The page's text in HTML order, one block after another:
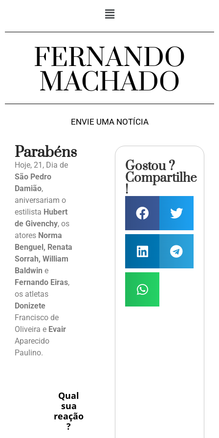
FERNANDO
MACHADO
ENVIE UMA NOTÍCIA
Parabéns
Hoje, 21, Dia de
São Pedro
Damião,
aniversariam o
estilista Hubert
de Givenchy, os
atores Norma
Benguel, Renata
Sorrah, William
Baldwin e
Fernando Eiras,
os atletas
Donizete
Francisco de
Oliveira e Evair
Aparecido
Paulino.
Qual
sua
reação
?
Gostou ?
Compartilhe
!